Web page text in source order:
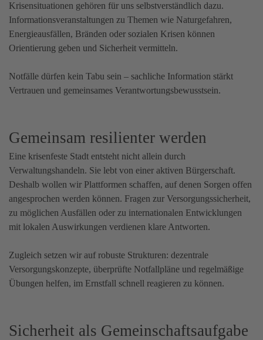
Krisensituationen gehören für uns selbstverständlich dazu.
Informationsveranstaltungen zu Themen wie Naturgefahren,
Energieausfällen, Bränden oder sozialen Krisen können
Orientierung geben und Sicherheit vermitteln.
Notfälle dürfen kein Tabu sein – sachliche Information stärkt
Vertrauen und gemeinsames Verantwortungsbewusstsein.
Gemeinsam resilienter werden
Eine krisenfeste Stadt entsteht nicht allein durch
Verwaltungshandeln. Sie lebt von einer aktiven Bürgerschaft.
Deshalb wollen wir Plattformen schaffen, auf denen Sorgen offen
angesprochen werden können. Fragen zur Versorgungssicherheit,
zu möglichen Ausfällen oder zu internationalen Entwicklungen
mit lokalen Auswirkungen verdienen klare Antworten.
Zugleich setzen wir auf robuste Strukturen: dezentrale
Versorgungskonzepte, überprüfte Notfallpläne und regelmäßige
Übungen helfen, im Ernstfall schnell reagieren zu können.
Sicherheit als Gemeinschaftsaufgabe